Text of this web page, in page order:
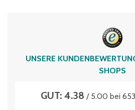
UNSERE
SHOPS
GUT: 4.38 / 5.00 bei